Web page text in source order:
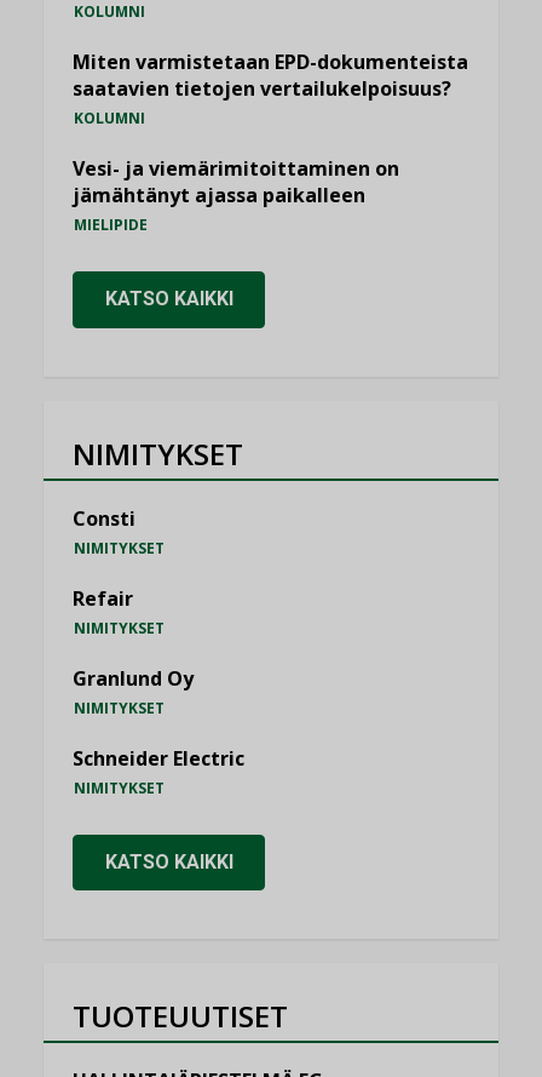
KOLUMNI
Miten varmistetaan EPD-dokumenteista
saatavien tietojen vertailukelpoisuus?
KOLUMNI
Vesi- ja viemärimitoittaminen on
jämähtänyt ajassa paikalleen
MIELIPIDE
KATSO KAIKKI
NIMITYKSET
Consti
NIMITYKSET
Refair
NIMITYKSET
Granlund Oy
NIMITYKSET
Schneider Electric
NIMITYKSET
KATSO KAIKKI
TUOTEUUTISET